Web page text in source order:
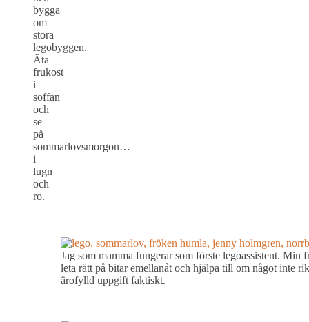
bygga
om
stora
legobyggen.
Äta
frukost
i
soffan
och
se
på
sommarlovsmorgon…
i
lugn
och
ro.
Jag som mamma fungerar som förste legoassistent. Min
leta rätt på bitar emellanåt och hjälpa till om något inte
ärofylld uppgift faktiskt.